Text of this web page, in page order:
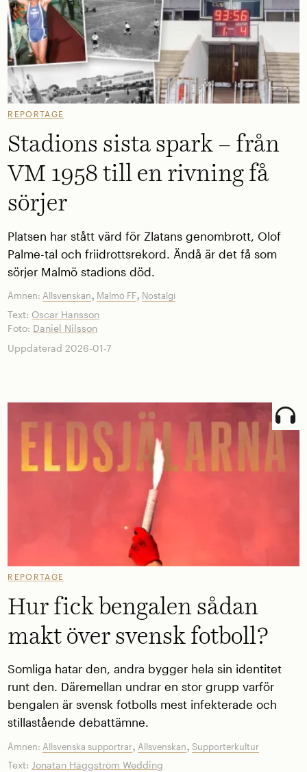
REPORTAGE
Stadions sista spark – från
VM 1958 till en rivning få
sörjer
Platsen har stått värd för Zlatans genombrott, Olof
Palme-tal och friidrottsrekord. Ändå är det få som
sörjer Malmö stadions död.
Ämnen: Allsvenskan, Malmö FF, Nostalgi
Text: Oscar Hansson
Foto: Daniel Nilsson
Uppdaterad 2026-01-7
REPORTAGE
Hur fick bengalen sådan
makt över svensk fotboll?
Somliga hatar den, andra bygger hela sin identitet
runt den. Däremellan undrar en stor grupp varför
bengalen är svensk fotbolls mest infekterade och
stillastående debattämne.
Ämnen: Allsvenska supportrar,Allsvenskan,Supporterkultur
Text: Jonatan Häggström Wedding